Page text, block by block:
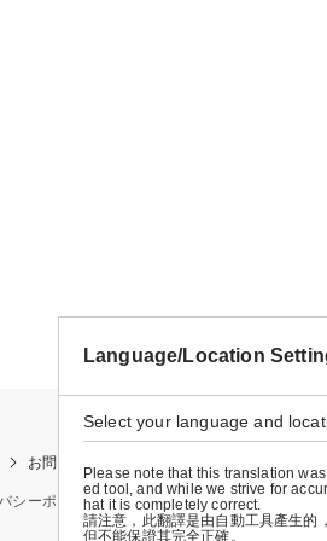
お問い合わせ
シーポリシー 特定商取引法に基づく表示
Language/Location
Select your language and
Please note that this translation
ed tool, and while we strive for
hat it is completely correct.
請注意，此翻譯是由自動工具產生的
但不能保證其完全正確。